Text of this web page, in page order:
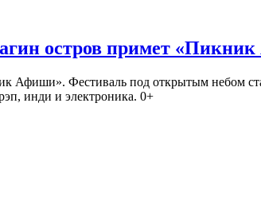
остров примет
Фестиваль под открытым небом
инди и электроника. 0+